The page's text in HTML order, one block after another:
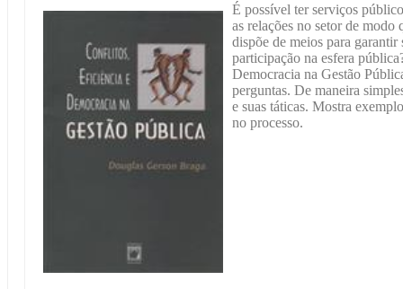
É possível ter serviços
as relações no setor de modo
dispõe de meios para
participação na esfera
Democracia na Gestão
perguntas. De maneira
e suas táticas. Mostra
no processo.